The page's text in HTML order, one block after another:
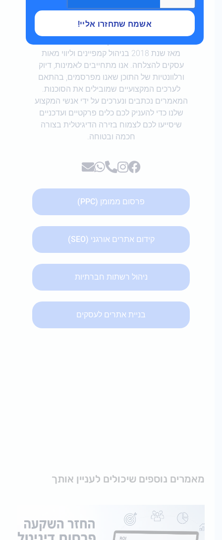
אנו מציבים סטנדרט מקצועי גבוה ובלתי מתפשר
בכל הקשור לשיווק דיגיטלי, קידום אתרים ובניית
נוכחות ברשת. כל המידע והמדריכים במרכז הידע
מאז שנת 2018 בניהול קמפיינים וליווי מאות
עסקים להצלחה. אנו מתחייבים לאמינות, דיוק
ורלוונטיות של התוכן שאנו מפרסמים, בהתאם
לערכים המקצועיים שמובילים את הסוכנות.
המאמרים נכתבים ונערכים על ידי אנשי המקצוע
שלנו כדי להעניק לכם כלים פרקטיים ועדכניים
שיסייעו לכם לצמוח בזירה הדיגיטלית בצורה
חכמה ובטוחה.
פרסום ממומן (PPC)
קידום אתרים אורגני (SEO)
ניהול רשתות חברתיות
בניית אתרים לעסקים
מאמרים נוספים שיכולים לעניין אותך
אשמח שתחזרו אליי!